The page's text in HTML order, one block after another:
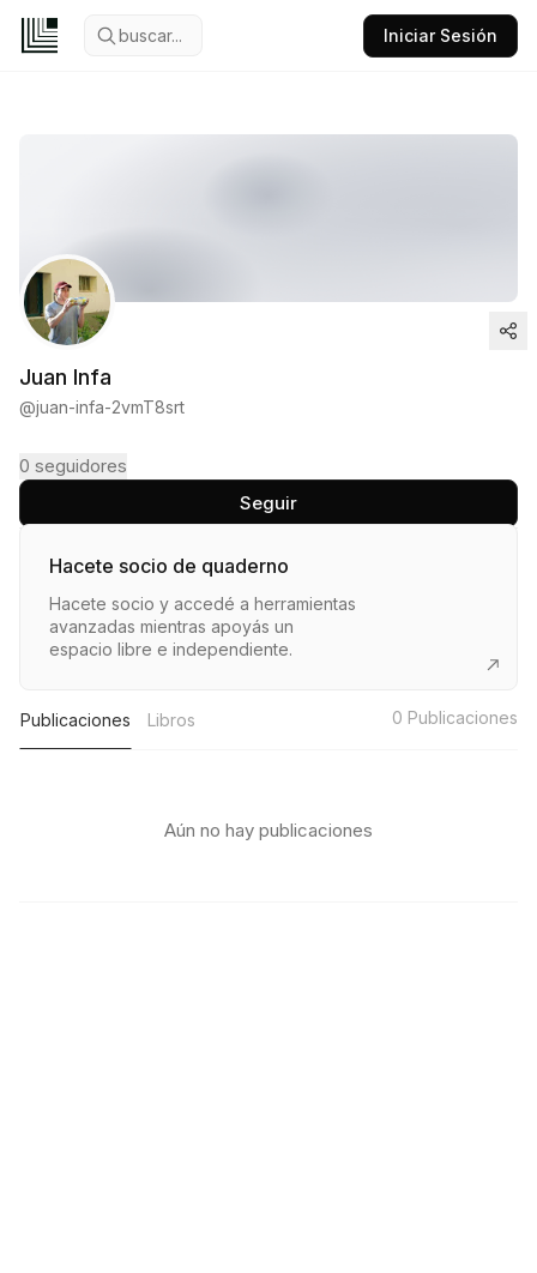
buscar... Iniciar Sesión
Juan Infa
@juan-infa-2vmT8srt
0 seguidores
Seguir
Hacete socio de quaderno
Hacete socio y accedé a herramientas
avanzadas mientras apoyás un
espacio libre e independiente.
Publicaciones Libros 0 Publicaciones
Aún no hay publicaciones